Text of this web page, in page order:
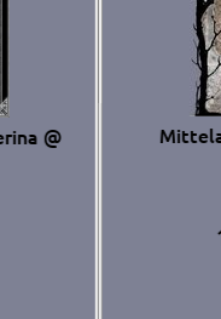
Mittelalter Marktbluse
verschiedene
inkl. 19%